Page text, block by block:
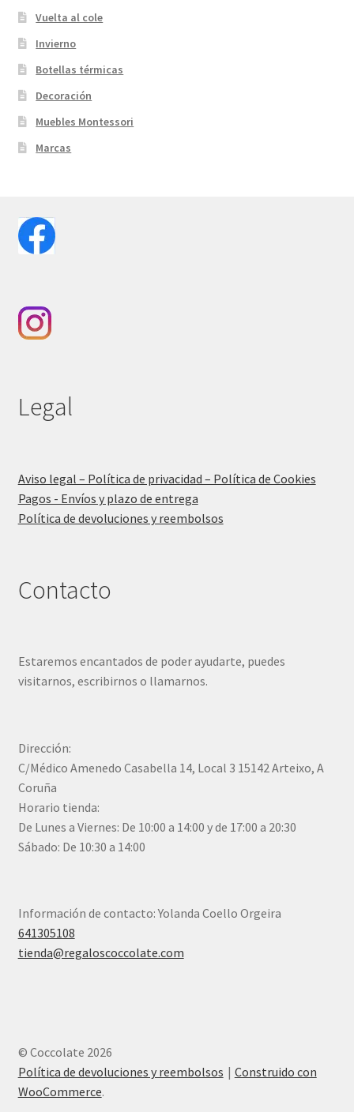
Vuelta al cole
Invierno
Botellas térmicas
Decoración
Muebles Montessori
Marcas
Legal
Aviso legal – Política de privacidad – Política de Cookies
Pagos - Envíos y plazo de entrega
Política de devoluciones y reembolsos
Contacto
Estaremos encantados de poder ayudarte, puedes
visitarnos, escribirnos o llamarnos.
Dirección:
C/Médico Amenedo Casabella 14, Local 3 15142 Arteixo, A
Coruña
Horario tienda:
De Lunes a Viernes: De 10:00 a 14:00 y de 17:00 a 20:30
Sábado: De 10:30 a 14:00
Información de contacto: Yolanda Coello Orgeira
641305108
tienda@regaloscoccolate.com
© Coccolate 2026
Política de devoluciones y reembolsos
Construido con
WooCommerce.